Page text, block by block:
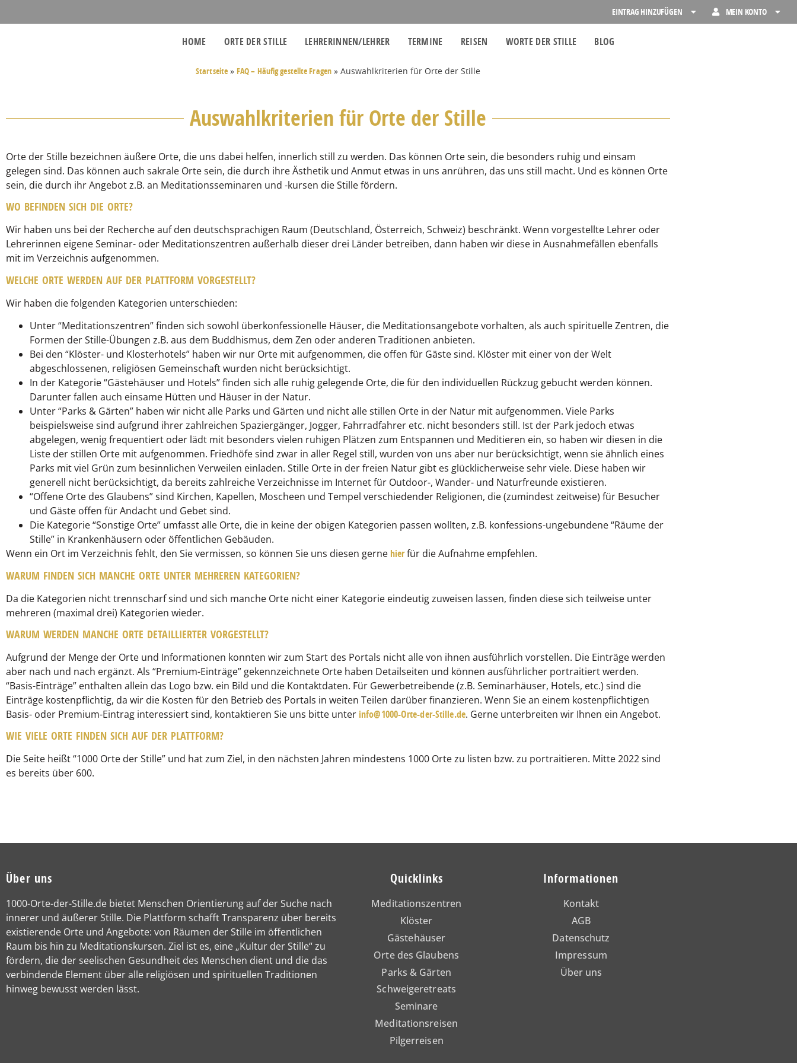
EINTRAG HINZUFÜGEN MEIN KONTO
HOME ORTE DER STILLE LEHRERINNEN/LEHRER TERMINE REISEN WORTE DER STILLE BLOG
Startseite » FAQ – Häufig gestellte Fragen» Auswahlkriterien für Orte der Stille
Auswahlkriterien für Orte der Stille
Orte der Stille bezeichnen äußere Orte, die uns dabei helfen, innerlich still zu werden. Das können Orte sein, die besonders ruhig und einsam
gelegen sind. Das können auch sakrale Orte sein, die durch ihre Ästhetik und Anmut etwas in uns anrühren, das uns still macht. Und es können Orte
sein, die durch ihr Angebot z.B. an Meditationsseminaren und -kursen die Stille fördern.
WO BEFINDEN SICH DIE ORTE?
Wir haben uns bei der Recherche auf den deutschsprachigen Raum (Deutschland, Österreich, Schweiz) beschränkt. Wenn vorgestellte Lehrer oder
Lehrerinnen eigene Seminar- oder Meditationszentren außerhalb dieser drei Länder betreiben, dann haben wir diese in Ausnahmefällen ebenfalls
mit im Verzeichnis aufgenommen.
WELCHE ORTE WERDEN AUF DER PLATTFORM VORGESTELLT?
Wir haben die folgenden Kategorien unterschieden:
Unter “Meditationszentren” finden sich sowohl überkonfessionelle Häuser, die Meditationsangebote vorhalten, als auch spirituelle Zentren, die
Formen der Stille-Übungen z.B. aus dem Buddhismus, dem Zen oder anderen Traditionen anbieten.
Bei den “Klöster- und Klosterhotels” haben wir nur Orte mit aufgenommen, die offen für Gäste sind. Klöster mit einer von der Welt
abgeschlossenen, religiösen Gemeinschaft wurden nicht berücksichtigt.
In der Kategorie “Gästehäuser und Hotels” finden sich alle ruhig gelegende Orte, die für den individuellen Rückzug gebucht werden können.
Darunter fallen auch einsame Hütten und Häuser in der Natur.
Unter “Parks & Gärten” haben wir nicht alle Parks und Gärten und nicht alle stillen Orte in der Natur mit aufgenommen. Viele Parks
beispielsweise sind aufgrund ihrer zahlreichen Spaziergänger, Jogger, Fahrradfahrer etc. nicht besonders still. Ist der Park jedoch etwas
abgelegen, wenig frequentiert oder lädt mit besonders vielen ruhigen Plätzen zum Entspannen und Meditieren ein, so haben wir diesen in die
Liste der stillen Orte mit aufgenommen. Friedhöfe sind zwar in aller Regel still, wurden von uns aber nur berücksichtigt, wenn sie ähnlich eines
Parks mit viel Grün zum besinnlichen Verweilen einladen. Stille Orte in der freien Natur gibt es glücklicherweise sehr viele. Diese haben wir
generell nicht berücksichtigt, da bereits zahlreiche Verzeichnisse im Internet für Outdoor-, Wander- und Naturfreunde existieren.
“Offene Orte des Glaubens” sind Kirchen, Kapellen, Moscheen und Tempel verschiedender Religionen, die (zumindest zeitweise) für Besucher
und Gäste offen für Andacht und Gebet sind.
Die Kategorie “Sonstige Orte” umfasst alle Orte, die in keine der obigen Kategorien passen wollten, z.B. konfessions-ungebundene “Räume der
Stille” in Krankenhäusern oder öffentlichen Gebäuden.
Wenn ein Ort im Verzeichnis fehlt, den Sie vermissen, so können Sie uns diesen gerne hierfür die Aufnahme empfehlen.
WARUM FINDEN SICH MANCHE ORTE UNTER MEHREREN KATEGORIEN?
Da die Kategorien nicht trennscharf sind und sich manche Orte nicht einer Kategorie eindeutig zuweisen lassen, finden diese sich teilweise unter
mehreren (maximal drei) Kategorien wieder.
WARUM WERDEN MANCHE ORTE DETAILLIERTER VORGESTELLT?
Aufgrund der Menge der Orte und Informationen konnten wir zum Start des Portals nicht alle von ihnen ausführlich vorstellen. Die Einträge werden
aber nach und nach ergänzt. Als “Premium-Einträge” gekennzeichnete Orte haben Detailseiten und können ausführlicher portraitiert werden.
“Basis-Einträge” enthalten allein das Logo bzw. ein Bild und die Kontaktdaten. Für Gewerbetreibende (z.B. Seminarhäuser, Hotels, etc.) sind die
Einträge kostenpflichtig, da wir die Kosten für den Betrieb des Portals in weiten Teilen darüber finanzieren. Wenn Sie an einem kostenpflichtigen
Basis- oder Premium-Eintrag interessiert sind, kontaktieren Sie uns bitte unter info@1000-Orte-der-Stille.de. Gerne unterbreiten wir Ihnen ein Angebot.
WIE VIELE ORTE FINDEN SICH AUF DER PLATTFORM?
Die Seite heißt “1000 Orte der Stille” und hat zum Ziel, in den nächsten Jahren mindestens 1000 Orte zu listen bzw. zu portraitieren. Mitte 2022 sind
es bereits über 600.
Über uns
1000-Orte-der-Stille.de bietet Menschen Orientierung auf der Suche nach
innerer und äußerer Stille. Die Plattform schafft Transparenz über bereits
existierende Orte und Angebote: von Räumen der Stille im öffentlichen
Raum bis hin zu Meditationskursen. Ziel ist es, eine „Kultur der Stille“ zu
fördern, die der seelischen Gesundheit des Menschen dient und die das
verbindende Element über alle religiösen und spirituellen Traditionen
hinweg bewusst werden lässt.
Quicklinks
Meditationszentren
Klöster
Gästehäuser
Orte des Glaubens
Parks & Gärten
Schweigeretreats
Seminare
Meditationsreisen
Pilgerreisen
Informationen
Kontakt
AGB
Datenschutz
Impressum
Über uns